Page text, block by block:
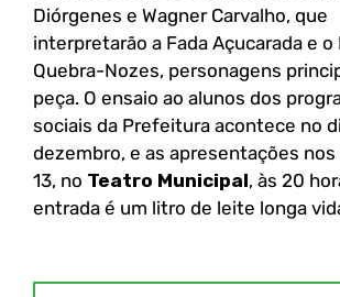
Diórgenes e Wagner Carvalho, que
interpretarão a Fada Açucarada e o
Quebra-Nozes, personagens
peça. O ensaio ao alunos dos
sociais da Prefeitura acontece no
dezembro, e as apresentações nos
13, no Teatro Municipal, às 20
entrada é um litro de leite longa